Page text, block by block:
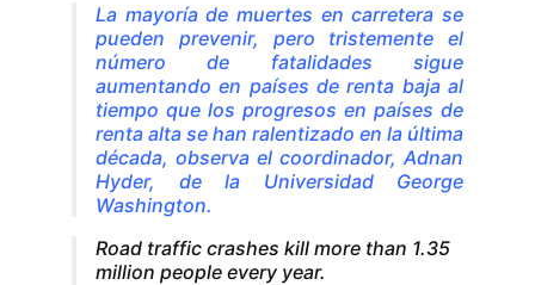
La mayoría de muertes en carretera se
pueden prevenir, pero tristemente el
número de fatalidades sigue
aumentando en países de renta baja al
tiempo que los progresos en países de
renta alta se han ralentizado en la última
década, observa el coordinador, Adnan
Hyder, de la Universidad George
Washington.
Road traffic crashes kill more than 1.35
million people every year.